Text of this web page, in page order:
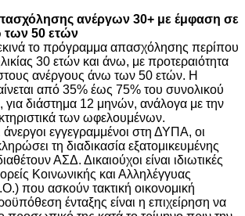
ανέργων 30+ με έμφαση σε
των 50 ετών
το πρόγραμμα απασχόλησης περίπου
30 ετών και άνω, με προτεραιότητα
στους ανέργους άνω των 50 ετών. Η
από 35% έως 75% του συνολικού
για διάστημα 12 μηνών, ανάλογα με την
των ωφελουμένων.
άνεργοι εγγεγραμμένοι στη ΔΥΠΑ, οι
τη διαδικασία εξατομικευμένης
ΑΣΔ. Δικαιούχοι είναι ιδιωτικές
Κοινωνικής και Αλληλέγγυας
που ασκούν τακτική οικονομική
ένταξης είναι η επιχείρηση να